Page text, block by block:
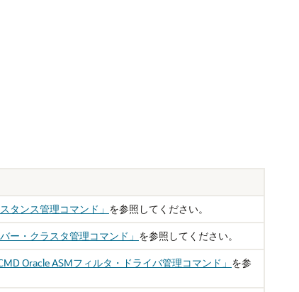
タンス管理コマンド」 を参照してください。
ー・クラスタ管理コマンド」 を参照してください。
Oracle ASMフィルタ・ドライバ管理コマンド」 を参